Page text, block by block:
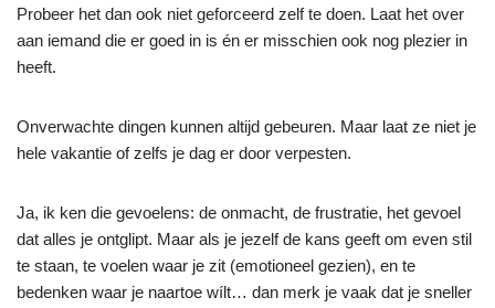
Probeer het dan ook niet geforceerd zelf te doen. Laat het over
aan iemand die er goed in is én er misschien ook nog plezier in
heeft.
Onverwachte dingen kunnen altijd gebeuren. Maar laat ze niet je
hele vakantie of zelfs je dag er door verpesten.
Ja, ik ken die gevoelens: de onmacht, de frustratie, het gevoel
dat alles je ontglipt. Maar als je jezelf de kans geeft om even stil
te staan, te voelen waar je zit (emotioneel gezien), en te
bedenken waar je naartoe wílt… dan merk je vaak dat je sneller